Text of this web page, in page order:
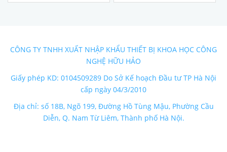
CÔNG TY TNHH XUẤT NHẬP KHẨU THIẾT BỊ KHOA HỌC CÔNG
NGHỆ HỮU HẢO
Giấy phép KD: 0104509289 Do Sở Kế hoạch Đầu tư TP Hà Nội
cấp ngày 04/3/2010
Địa chỉ: số 18B, Ngõ 199, Đường Hồ Tùng Mậu, Phường Cầu
Diễn, Q. Nam Từ Liêm, Thành phố Hà Nội.